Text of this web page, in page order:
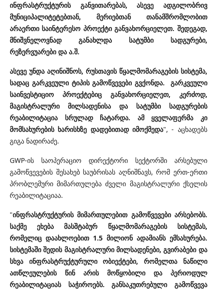
ინფრასტრუქტურის განვითარებას, ასევე ადგილობრივ
მუნიციპალიტეტებთან, მერიებთან თანამშრომლობით
არაერთი საინტერესო პროექტი განვახორციელეთ. შედეგად,
მნიშვნელოვნად განახლდა სატუმბი სადგურები,
რეზერვუარები და ა.შ.
ასევე უნდა აღინიშნოს, რუსთავის წყალმომარაგების სისტემა,
სადაც გარკვეული ტიპის გამოწვევები გვქონდა. გარკვეული
საინვესტიციო პროექტებიც განვახორციელეთ, კერძოდ,
მაგისტრალური მილსადენისა და სატუმბი სადგურების
რეაბილიტაცია სრულად ჩატარდა. ამ ყველაფერმა კი
მომსახურების ხარისხზე დადებითად იმოქმედა", - აცხადებს
გიგა ნადირაძე.
GWP-ის საოპერაციო დირექტორი სექტორში არსებული
გამოწვევების შესახებ საუბრისას აღნიშნავს, რომ ერთ-ერთი
პრობლემური მიმართულებაძველი მაგისტრალური ქსელის
რეაბილიტაციაა.
"ინფრასტრუქტურის მიმართულებით გამოწვევები არსებობს.
საქმე ეხება მასშტაბურ წყალმომარაგების სისტემას,
რომელიც დაახლოებით 1.5 მილიონ ადამიანს ემსახურება.
სისტემაში შედის მაგისტრალური მილსადენები, გვირაბები და
სხვა ინფრასტრუქტურული ობიექტები, რომელთა ნაწილი
ათწლეულების წინ არის მოწყობილი და პერიოდულ
რეაბილიტაციას საჭიროებს. განსაკუთრებული გამოწვევა